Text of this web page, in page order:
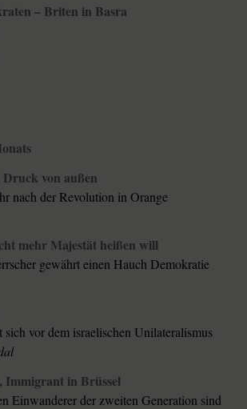
– Briten in Basra
Bruch im Innern, Druck von außen
nach der Revolution in Orange
mehr Majestät heißen will
gewährt einen Hauch Demokratie
Frankreich verneigt sich vor dem israelischen Unilateralismus
Tourist in Tanger, Immigrant in Brüssel
zweiten Generation sind